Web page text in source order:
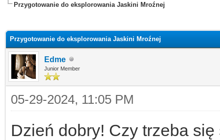
Przygotowanie do eksplorowania Jaskini Mroźnej
Przygotowanie do eksplorowania Jaskini Mroźnej
Edme
Junior Member
05-29-2024, 11:05 PM
Dzień dobry! Czy trzeba